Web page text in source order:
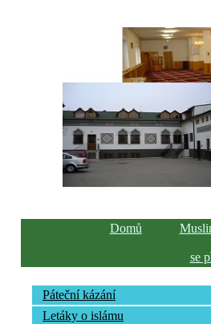
Domů
se
Páteční kázání
Letáky o islámu